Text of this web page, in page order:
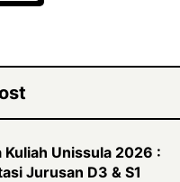
Kuliah Unissula 2026 :
Jurusan D3 & S1